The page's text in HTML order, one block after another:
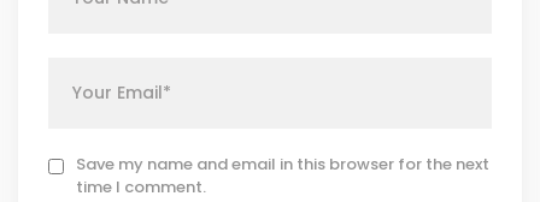
Save my name and email in this browser for the next
time I comment.